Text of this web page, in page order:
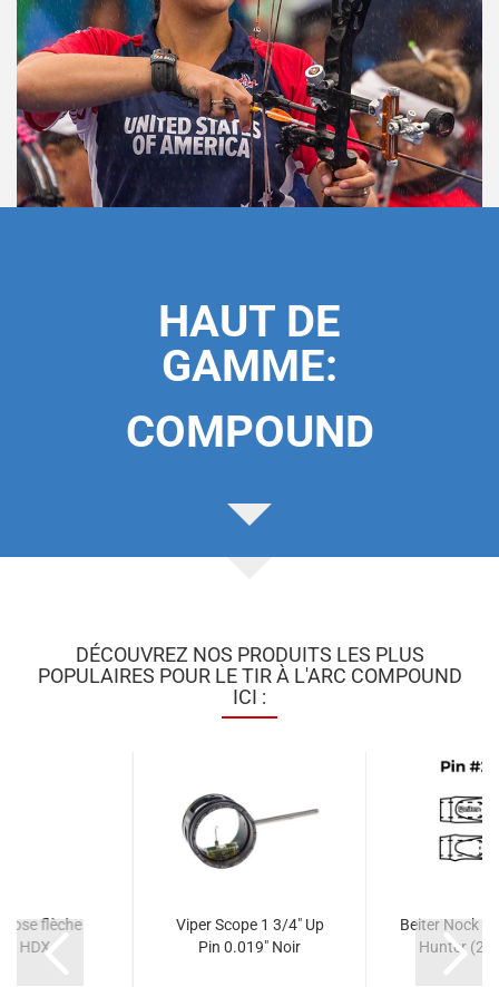
HAUT DE
GAMME:
COMPOUND
DÉCOUVREZ NOS PRODUITS LES PLUS
POPULAIRES POUR LE TIR À L'ARC COMPOUND
ICI :
flèche
HDX
Viper Scope 1 3/4" Up
Pin 0.019" Noir
Beiter Nock à
Hunter (25